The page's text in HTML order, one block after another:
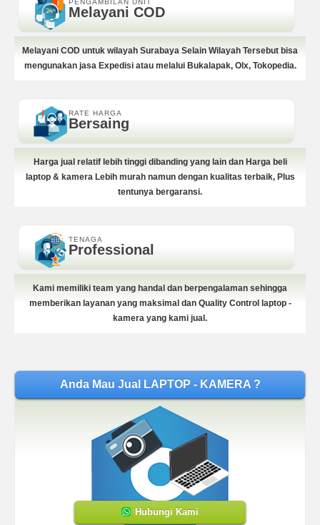
Melayani COD
Melayani COD untuk wilayah Surabaya Selain Wilayah Tersebut bisa
mengunakan jasa Expedisi atau melalui Bukalapak, Olx, Tokopedia.
RATE HARGA
Bersaing
Harga jual relatif lebih tinggi dibanding yang lain dan Harga beli
laptop & kamera Lebih murah namun dengan kualitas terbaik, Plus
tentunya bergaransi.
TENAGA
Professional
Kami memiliki team yang handal dan berpengalaman sehingga
memberikan layanan yang maksimal dan Quality Control laptop -
kamera yang kami jual.
Anda Mau Jual LAPTOP - KAMERA ?
Hubungi Kami